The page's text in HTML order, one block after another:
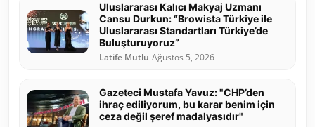
Uluslararası Kalıcı Makyaj Uzmanı
Cansu Durkun: “Browista Türkiye ile
Uluslararası Standartları Türkiye’de
Buluşturuyoruz”
Latife Mutlu Ağustos 5, 2026
Gazeteci Mustafa Yavuz: "CHP’den
ihraç ediliyorum, bu karar benim için
ceza değil şeref madalyasıdır"